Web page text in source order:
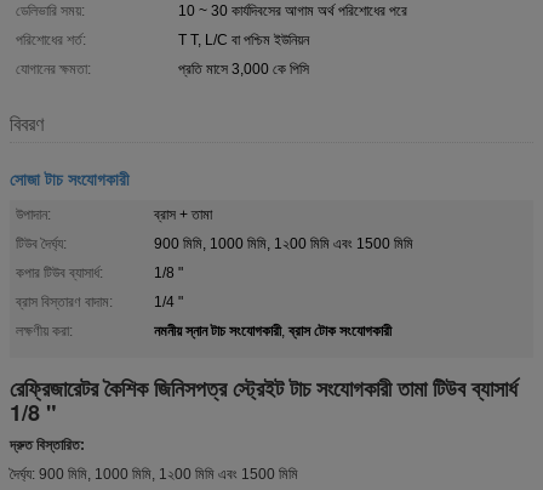
ডেলিভারি সময়:
10 ~ 30 কার্যদিবসের আগাম অর্থ পরিশোধের পরে
পরিশোধের শর্ত:
T T, L/C বা পশ্চিম ইউনিয়ন
যোগানের ক্ষমতা:
প্রতি মাসে 3,000 কে পিসি
বিবরণ
সোজা টাচ সংযোগকারী
উপাদান:
ব্রাস + তামা
টিউব দৈর্ঘ্য:
900 মিমি, 1000 মিমি, 1২00 মিমি এবং 1500 মিমি
কপার টিউব ব্যাসার্ধ:
1/8 "
ব্রাস বিস্তারণ বাদাম:
1/4 "
লক্ষণীয় করা:
নমনীয় স্নান টাচ সংযোগকারী,ব্রাস টোক সংযোগকারী
রেফ্রিজারেটর কৈশিক জিনিসপত্র স্ট্রেইট টাচ সংযোগকারী তামা টিউব ব্যাসার্ধ
1/8 "
দ্রুত বিস্তারিত:
দৈর্ঘ্য: 900 মিমি, 1000 মিমি, 1২00 মিমি এবং 1500 মিমি